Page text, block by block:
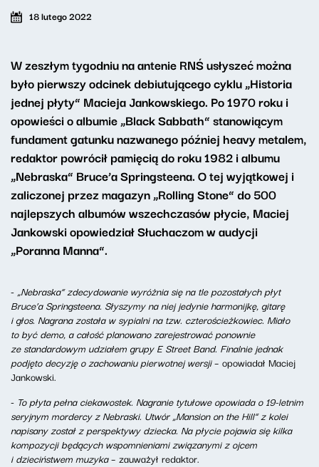
18 lutego 2022
W zeszłym tygodniu na antenie RNŚ usłyszeć można
było pierwszy odcinek debiutującego cyklu „Historia
jednej płyty” Macieja Jankowskiego. Po 1970 roku i
opowieści o albumie „Black Sabbath” stanowiącym
fundament gatunku nazwanego później heavy metalem,
redaktor powrócił pamięcią do roku 1982 i albumu
„Nebraska” Bruce’a Springsteena. O tej wyjątkowej i
zaliczonej przez magazyn „Rolling Stone” do 500
najlepszych albumów wszechczasów płycie, Maciej
Jankowski opowiedział Słuchaczom w audycji
„Poranna Manna”.
- „Nebraska” zdecydowanie wyróżnia się na tle pozostałych płyt
Bruce’a Springsteena. Słyszymy na niej jedynie harmonijkę, gitarę
i głos. Nagrana została w sypialni na tzw. czterościeżkowiec. Miało
to być demo, a całość planowano zarejestrować ponownie
ze standardowym udziałem grupy E Street Band. Finalnie jednak
podjęto decyzję o zachowaniu pierwotnej wersji– opowiadał Maciej
Jankowski.
- To płyta pełna ciekawostek. Nagranie tytułowe opowiada o 19-letnim
seryjnym mordercy z Nebraski. Utwór „Mansion on the Hill” z kolei
napisany został z perspektywy dziecka. Na płycie pojawia się kilka
kompozycji będących wspomnieniami związanymi z ojcem
i dzieciństwem muzyka– zauważył redaktor.